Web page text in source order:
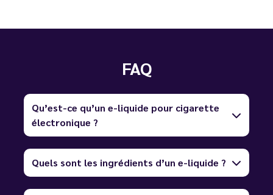
FAQ
Qu’est-ce qu’un e-liquide pour cigarette
électronique ?
Quels sont les ingrédients d’un e-liquide ?